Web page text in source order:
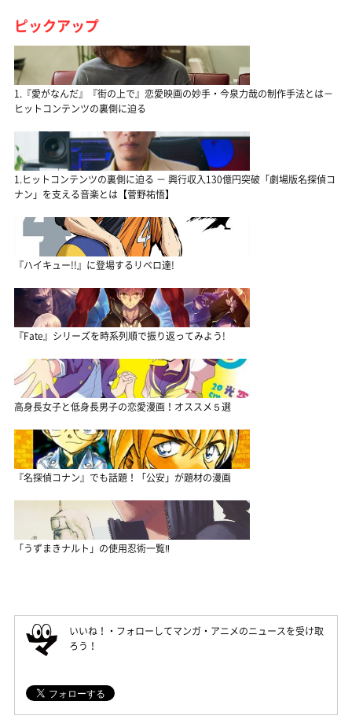
ピックアップ
1.『愛がなんだ』『街の上で』恋愛映画の妙手・今泉力哉の制作手法とは－
ヒットコンテンツの裏側に迫る
1.ヒットコンテンツの裏側に迫る － 興行収入130億円突破「劇場版名探偵コ
ナン」を支える音楽とは【菅野祐悟】
『ハイキュー!!』に登場するリベロ達!
『Fate』シリーズを時系列順で振り返ってみよう!
高身長女子と低身長男子の恋愛漫画！オススメ５選
『名探偵コナン』でも話題！「公安」が題材の漫画
「うずまきナルト」の使用忍術一覧‼
いいね！・フォローしてマンガ・アニメのニュースを受け取
ろう！